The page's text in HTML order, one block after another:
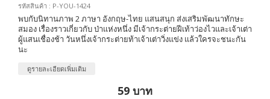
รหัสสินค้า : P-YOU-1424
พบกับนิทานภาพ 2 ภาษา อังกฤษ-ไทย แสนสนุก ส่งเสริมพัฒนาทักษะ
สมอง เรื่องราวเกี่ยวกับ ป่าแห่งหนึ่ง มีเจ้ากระต่ายฝีเท้าว่องไวและเจ้าเต่า
ผู้แสนเชื่องช้า วันหนึ่งเจ้ากระต่ายท้าเจ้าเต่าวิ่งแข่ง แล้วใครจะชนะกัน
นะ
ดูรายละเอียดเพิ่มเติม
59 บาท